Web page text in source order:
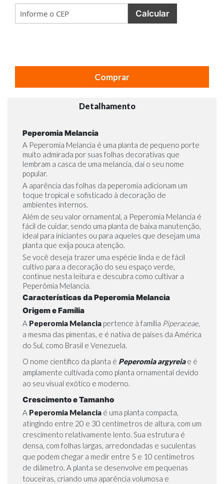
Calcular
Comprar
Detalhamento
Peperomia Melancia
A Peperomia Melancia é uma planta de pequeno porte
muito admirada por suas folhas decorativas que
lembram a casca de uma melancia, daí o seu nome
popular.
A aparência das folhas da peperomia adicionam um
toque tropical e sofisticado à decoração de
ambientes internos.
Além de seu valor ornamental, a Peperomia Melancia é
fácil de cuidar, sendo uma planta de baixa manutenção,
ideal para iniciantes ou para aqueles que desejam uma
planta que exija pouca atenção.
Se você deseja trazer uma espécie linda e de fácil
cultivo para a decoração do seu espaço verde,
continue nesta leitura e descubra como cultivar a
Peperômia Melancia.
Características da Peperomia Melancia
Origem e Família
A Peperomia Melancia pertence à família Piperaceae,
a mesma das pimentas, e é nativa de países da América
do Sul, como Brasil e Venezuela.
O nome científico da planta é Peperomia argyreiae é
amplamente cultivada como planta ornamental devido
ao seu visual exótico e moderno.
Crescimento e Tamanho
A Peperomia Melancia é uma planta compacta,
atingindo entre 20 e 30 centímetros de altura, com um
crescimento relativamente lento. Sua estrutura é
densa, com folhas largas, arredondadas e suculentas
que podem chegar a medir entre 5 e 10 centímetros
de diâmetro. A planta se desenvolve em pequenas
touceiras, criando uma aparência volumosa e